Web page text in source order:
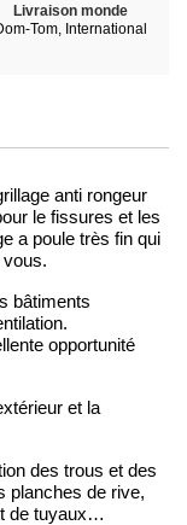
Livraison monde
Tom, International
anti rongeur
le fissures et les
a poule très fin qui
bâtiments
opportunité
et la
des trous et des
planches de rive,
de tuyaux…